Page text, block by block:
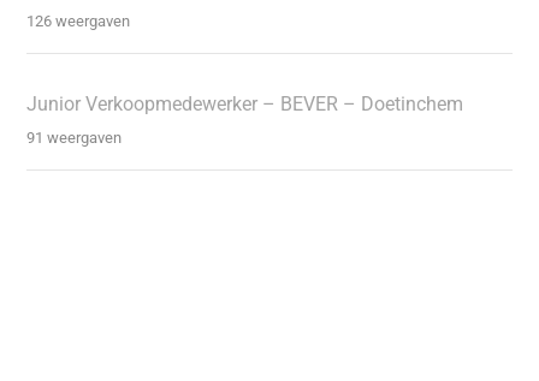
126 weergaven
Junior Verkoopmedewerker – BEVER – Doetinchem
91 weergaven